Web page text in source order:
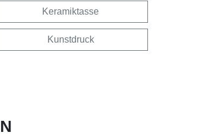
Keramiktasse
Kunstdruck